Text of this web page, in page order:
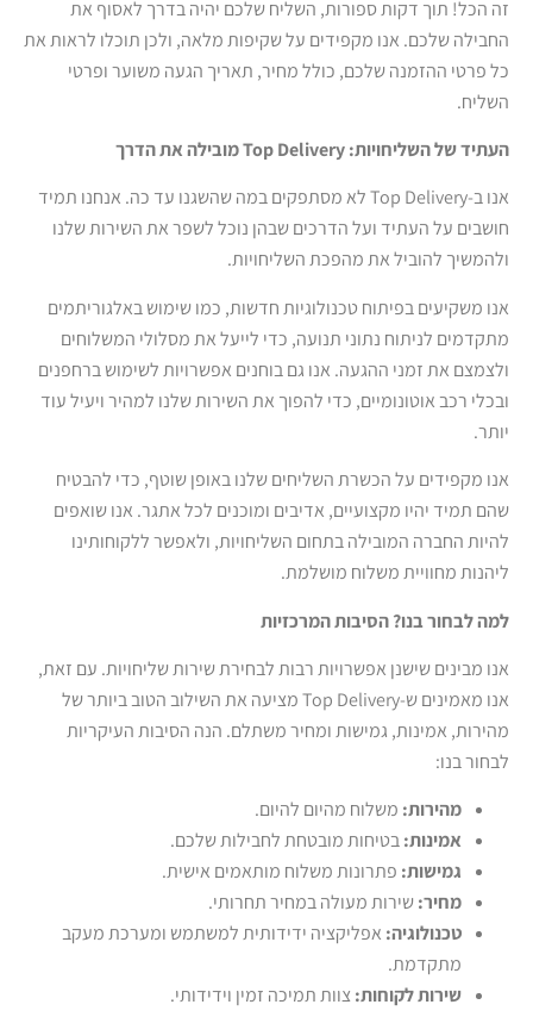
זה הכל! תוך דקות ספורות, השליח שלכם יהיה בדרך לאסוף את
החבילה שלכם. אנו מקפידים על שקיפות מלאה, ולכן תוכלו לראות את
כל פרטי ההזמנה שלכם, כולל מחיר, תאריך הגעה משוער ופרטי
השליח.
העתיד של השליחויות: Top Delivery
מובילה את הדרך
אנו ב-Top Delivery לא מסתפקים במה שהשגנו עד כה. אנחנו תמיד
חושבים על העתיד ועל הדרכים שבהן נוכל לשפר את השירות שלנו
ולהמשיך להוביל את מהפכת השליחויות.
אנו משקיעים בפיתוח טכנולוגיות חדשות, כמו שימוש באלגוריתמים
מתקדמים לניתוח נתוני תנועה, כדי לייעל את מסלולי המשלוחים
ולצמצם את זמני ההגעה. אנו גם בוחנים אפשרויות לשימוש ברחפנים
ובכלי רכב אוטונומיים, כדי להפוך את השירות שלנו למהיר ויעיל עוד
יותר.
אנו מקפידים על הכשרת השליחים שלנו באופן שוטף, כדי להבטיח
שהם תמיד יהיו מקצועיים, אדיבים ומוכנים לכל אתגר. אנו שואפים
להיות החברה המובילה בתחום השליחויות, ולאפשר ללקוחותינו
ליהנות מחוויית משלוח מושלמת.
למה לבחור בנו? הסיבות המרכזיות
אנו מבינים שישנן אפשרויות רבות לבחירת שירות שליחויות. עם זאת,
אנו מאמינים ש-Top Delivery מציעה את השילוב הטוב ביותר של
מהירות, אמינות, גמישות ומחיר משתלם. הנה הסיבות העיקריות
לבחור בנו:
מהירות:משלוח מהיום להיום.
אמינות:בטיחות מובטחת לחבילות שלכם.
גמישות:פתרונות משלוח מותאמים אישית.
מחיר:שירות מעולה במחיר תחרותי.
טכנולוגיה:אפליקציה ידידותית למשתמש ומערכת מעקב
מתקדמת.
שירות לקוחות:צוות תמיכה זמין וידידותי.